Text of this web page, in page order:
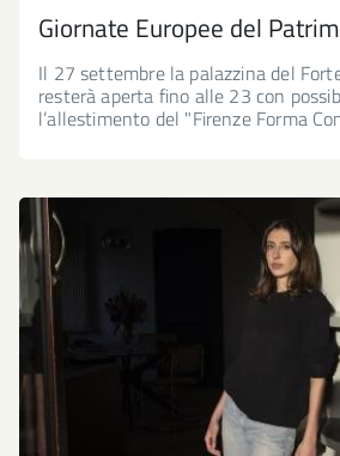
Giornate Europee del
Il 27 settembre la palazzina del
resterà aperta fino alle 23 con
l’allestimento del "Firenze Forma